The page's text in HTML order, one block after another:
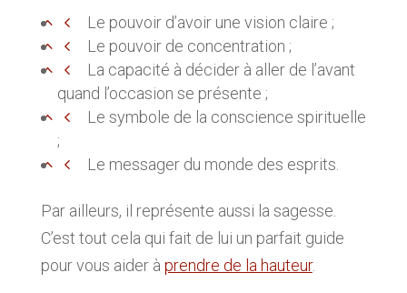
Le pouvoir d’avoir une vision claire ;
Le pouvoir de concentration ;
La capacité à décider à aller de l’avant
quand l’occasion se présente ;
Le symbole de la conscience spirituelle
;
Le messager du monde des esprits.
Par ailleurs, il représente aussi la sagesse.
C’est tout cela qui fait de lui un parfait guide
pour vous aider à prendre de la hauteur.